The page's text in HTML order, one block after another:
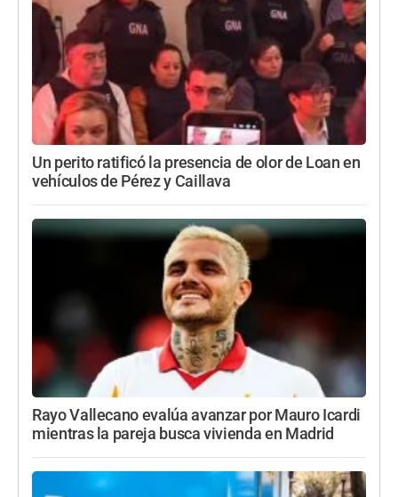
Un perito ratificó la presencia de olor de Loan en
vehículos de Pérez y Caillava
Rayo Vallecano evalúa avanzar por Mauro Icardi
mientras la pareja busca vivienda en Madrid